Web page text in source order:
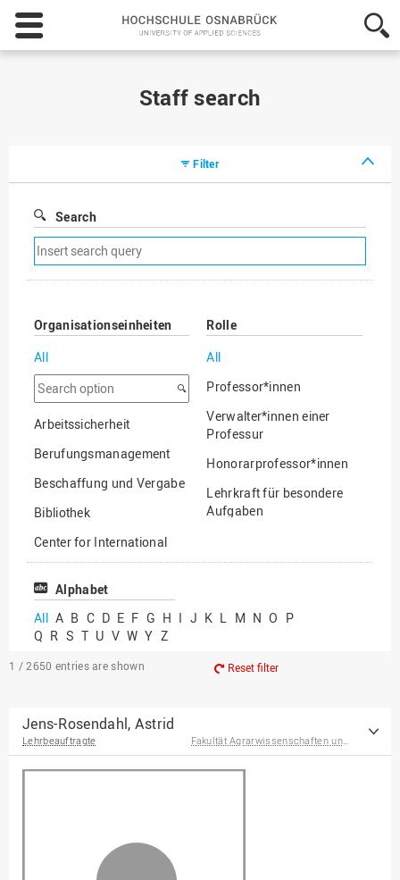
Hochschule
Osnabrück
-
Staff search
Filter
Search
Remove
search
filter
Organisationseinheiten
All
Search
option
Arbeitssicherheit
Berufungsmanagement
Beschaffung und Vergabe
Bibliothek
Center for International
Mobility
Center for International
Chancengerechtigkeit
eLearning Competence
Fakultät
Agrarwissenschaften und
und Informatik
Fakultät Management,
Rolle
All
Professor*innen
Verwalter*innen einer
Professur
Honorarprofessor*innen
Lehrkraft für besondere
Aufgaben
Professor*innen im
Alphabet
All A B C D E F G H I J K L M N O P
Q R S T U V W Y Z
1 / 2650 entries are shown Reset filter
Jens-Rosendahl, Astrid
Lehrbeauftragte Fakultät Agrarwissenschaften und Landschaftsarchitektur